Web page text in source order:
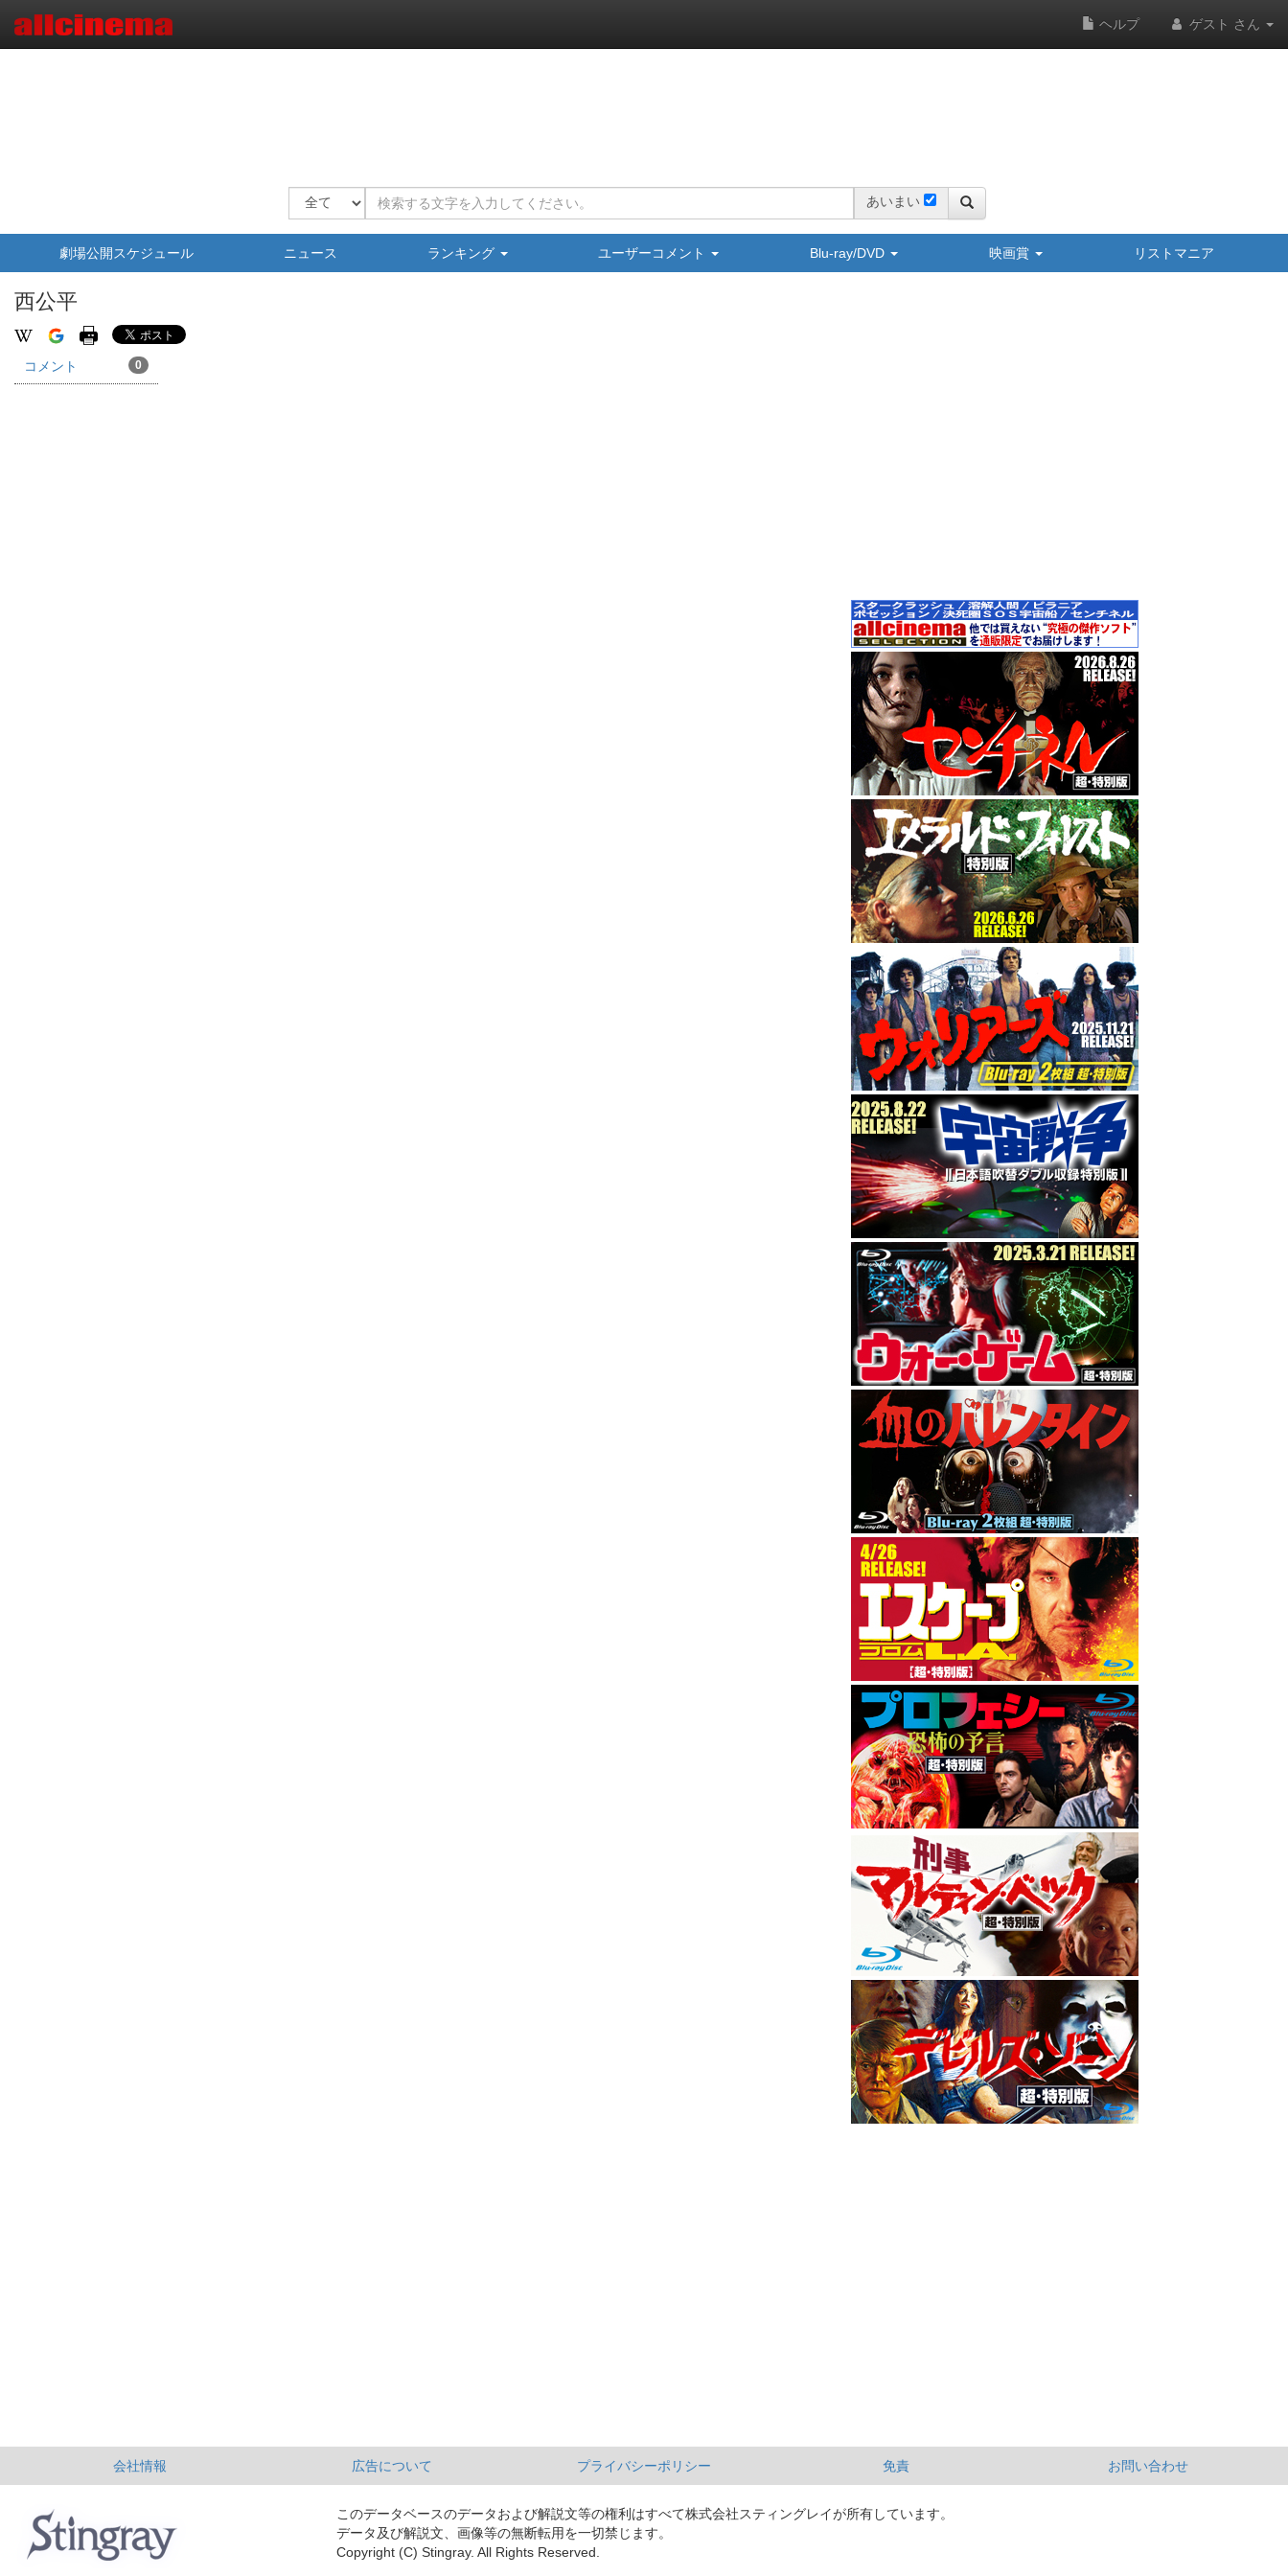
ヘルプ ゲスト さん
あいまい
劇場公開スケジュール ニュース ランキング ユーザーコメント Blu-ray/DVD 映画賞 リストマニア
西公平
コメント 0
会社情報 広告について プライバシーポリシー 免責 お問い合わせ
このデータベースのデータおよび解説文等の権利はすべて株式会社スティングレイが所有しています。
データ及び解説文、画像等の無断転用を一切禁じます。
Copyright (C) Stingray. All Rights Reserved.